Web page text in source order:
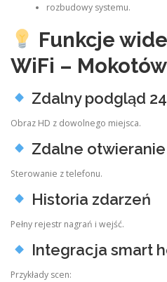
rozbudowy systemu.
Funkcje
WiFi – Mokotów
Zdalny podgląd
Obraz HD z dowolnego miejsca.
Zdalne
Sterowanie z telefonu.
Historia zdarzeń
Pełny rejestr nagrań i wejść.
Integracja smart
Przykłady scen: